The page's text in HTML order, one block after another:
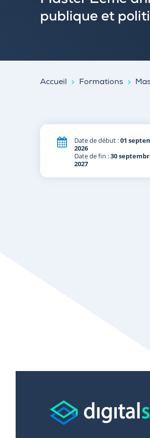
publique et
Accueil Formations
Date de début :01
2026
Date de fin :30
2027